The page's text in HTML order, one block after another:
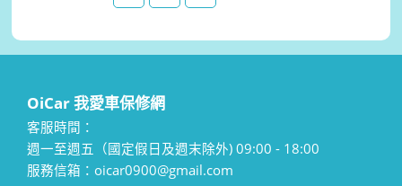
OiCar 我愛車保修網
客服時間：
週一至週五（國定假日及週末除外) 09:00 - 18:00
服務信箱：oicar0900@gmail.com